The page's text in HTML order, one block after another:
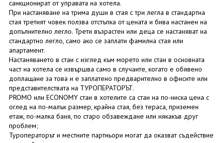
санкционират от управата на хотела.
При настаняване на трима души в стая с три легла в стандартна
стая третият човек ползва отстъпка от цената и бива настанен на
допълнително легло. Трети възрастен или деца се настаняват на
стандартно легло, само ако се заплати фамилна стая или
апартамент.
Настаняването в стаи с изглед към морето или стаи в основната
част на хотела се извършва само в случаите, когато е обявено
доплащане за това и е заплатено предварително в офисите или
представителствата на ТУРОПЕРАТОРЪТ.
PROMO или ECONOMY стаи в хотелите са стаи на по-ниска цена с
оглед на по-малък размер, крайна стая, без тераса, приземен
етаж, по-малка баня, по старо обзавеждане или някакъв друг
проблем;
Туроператорът и местните партньори могат да оказват съдействие